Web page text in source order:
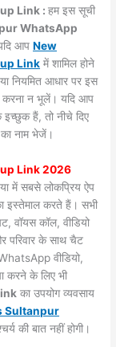
Link :हम इस सूची
WhatsApp
आपNew
Link में शामिल होने
नियमित आधार पर इस
करना न भूलें। यदि आप
हैं, तो नीचे दिए
नाम भेजें।
Link 2026
में सबसे लोकप्रिय ऐप
इस्तेमाल करते हैं। सभी
वॉयस कॉल, वीडियो
परिवार के साथ चैट
वीडियो,
करने के लिए भी
का उपयोग व्यवसाय
Sultanpur
की बात नहीं होगी।